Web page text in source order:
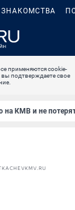
ЗНАКОМСТВА
применяются cookie-
вы подтверждаете свое
на КМВ и не